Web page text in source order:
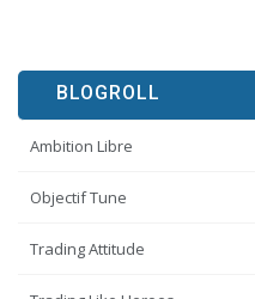
BLOGROLL
Ambition Libre
Objectif Tune
Trading Attitude